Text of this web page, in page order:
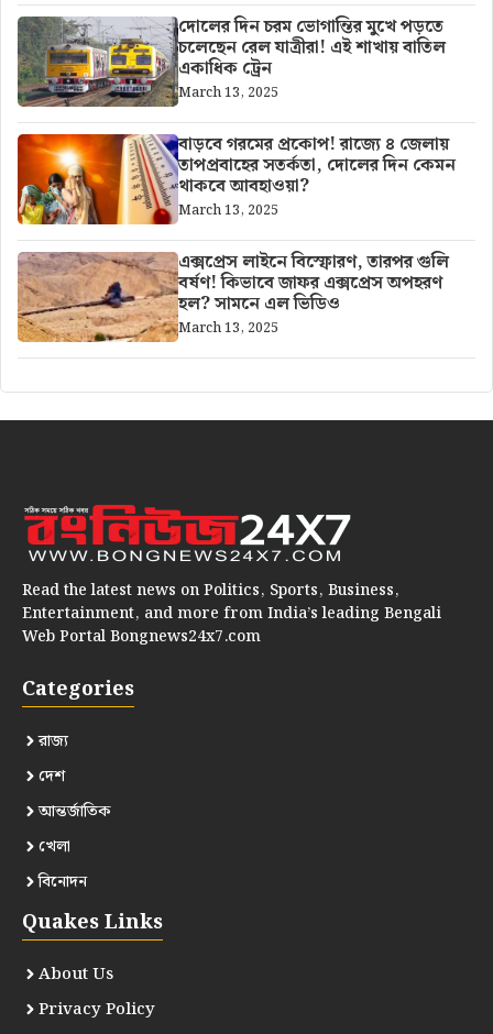
দোলের দিন চরম ভোগান্তির মুখে পড়তে
চলেছেন রেল যাত্রীরা! এই শাখায় বাতিল
একাধিক ট্রেন
March 13, 2025
বাড়বে গরমের প্রকোপ! রাজ্যে ৪ জেলায়
তাপপ্রবাহের সতর্কতা, দোলের দিন কেমন
থাকবে আবহাওয়া?
March 13, 2025
এক্সপ্রেস লাইনে বিস্ফোরণ, তারপর গুলি
বর্ষণ! কিভাবে জাফর এক্সপ্রেস অপহরণ
হল? সামনে এল ভিডিও
March 13, 2025
Read the latest news on Politics, Sports, Business,
Entertainment, and more from India’s leading Bengali
Web Portal Bongnews24x7.com
Categories
রাজ্য
দেশ
আন্তর্জাতিক
খেলা
বিনোদন
Quakes Links
About Us
Privacy Policy